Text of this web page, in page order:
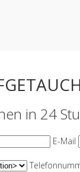
in 24
E-Mail